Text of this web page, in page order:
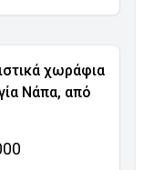
χωράφια
Νάπα, από